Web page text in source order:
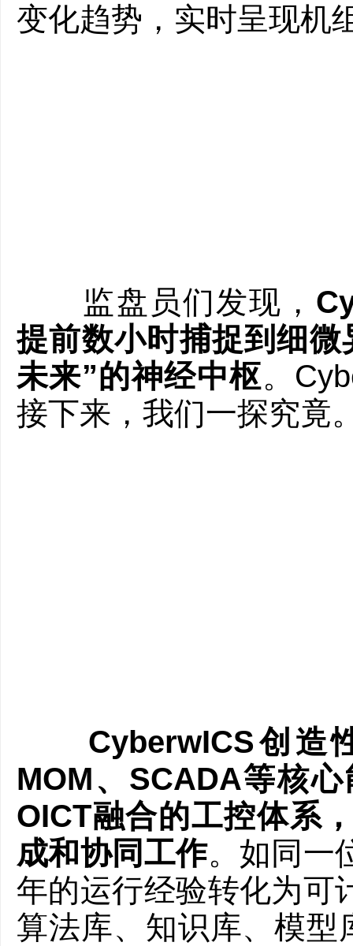
变化趋势，实时呈现机
监盘员们发现，
提前数小时捕捉到细
未来”的神经中枢。
接下来，我们一探究竟
CyberwICS创造性
MOM、SCADA等核
OICT融合的工控体系
成和协同工作。如同一
年的运行经验转化为可
算法库、知识库、模